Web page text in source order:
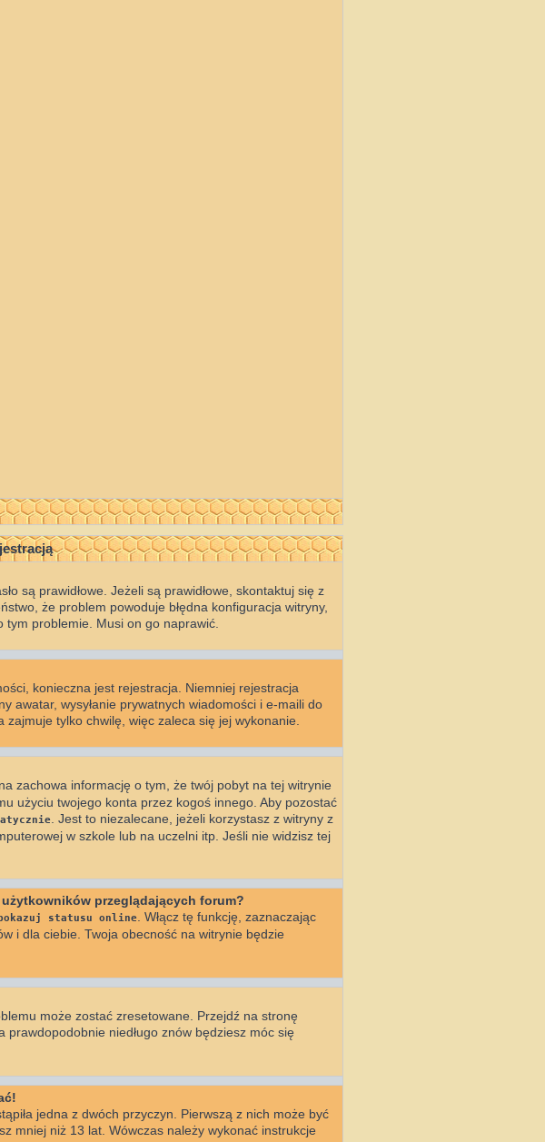
są prawidłowe. Jeżeli są prawidłowe, skontaktuj się z
że problem powoduje błędna konfiguracja witryny,
problemie. Musi on go naprawić.
konieczna jest rejestracja. Niemniej rejestracja
awatar, wysyłanie prywatnych wiadomości i e-maili do
tylko chwilę, więc zaleca się jej wykonanie.
zachowa informację o tym, że twój pobyt na tej witrynie
użyciu twojego konta przez kogoś innego. Aby pozostać
. Jest to niezalecane, jeżeli korzystasz z witryny z
w szkole lub na uczelni itp. Jeśli nie widzisz tej
przeglądających forum?
statusu online . Włącz tę funkcję, zaznaczając
i dla ciebie. Twoja obecność na witrynie będzie
może zostać zresetowane. Przejdź na stronę
prawdopodobnie niedługo znów będziesz móc się
jedna z dwóch przyczyn. Pierwszą z nich może być
mniej niż 13 lat. Wówczas należy wykonać instrukcje